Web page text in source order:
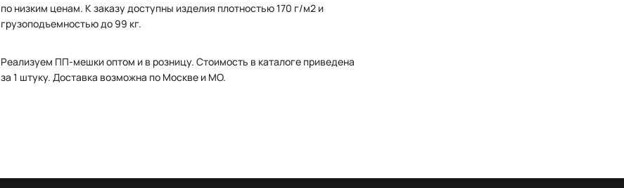
по низким ценам. К заказу доступны изделия плотностью 170 г/м2 и
грузоподъемностью до 99 кг.
Реализуем ПП-мешки оптом и в розницу. Стоимость в каталоге приведена
за 1 штуку. Доставка возможна по Москве и МО.